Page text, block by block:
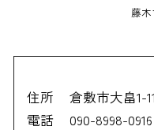
藤
住所 倉敷市大畠1-
電話
090-8998-0916